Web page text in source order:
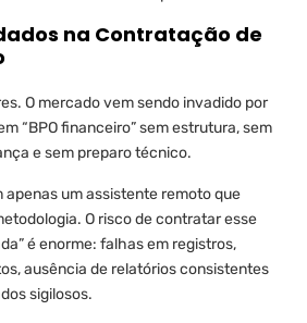
na Contratação de
O mercado vem sendo invadido por
“BPO financeiro” sem estrutura, sem
e sem preparo técnico.
apenas um assistente remoto que
O risco de contratar esse
é enorme: falhas em registros,
ausência de relatórios consistentes
sigilosos.